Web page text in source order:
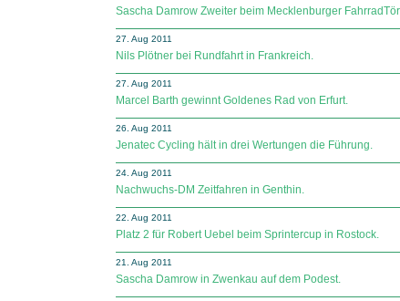
Sascha Damrow Zweiter beim Mecklenburger
27. Aug 2011
Nils Plötner bei Rundfahrt in Frankreich.
27. Aug 2011
Marcel Barth gewinnt Goldenes Rad von Erfurt.
26. Aug 2011
Jenatec Cycling hält in drei Wertungen die Führung.
24. Aug 2011
Nachwuchs-DM Zeitfahren in Genthin.
22. Aug 2011
Platz 2 für Robert Uebel beim Sprintercup in Rostock.
21. Aug 2011
Sascha Damrow in Zwenkau auf dem Podest.